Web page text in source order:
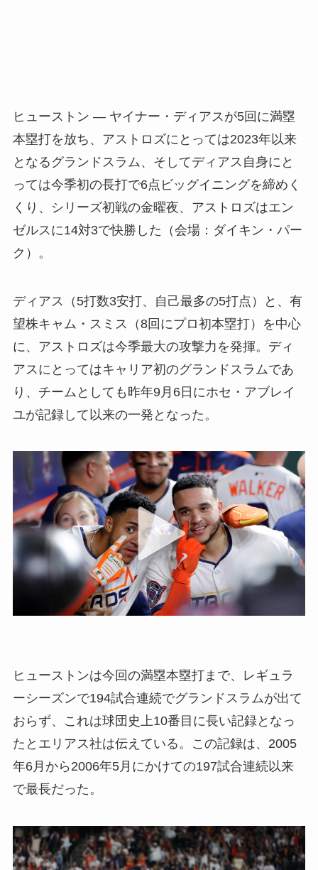
ヒューストン — ヤイナー・ディアスが5回に満塁
本塁打を放ち、アストロズにとっては2023年以来
となるグランドスラム、そしてディアス自身にと
っては今季初の長打で6点ビッグイニングを締めく
くり、シリーズ初戦の金曜夜、アストロズはエン
ゼルスに14対3で快勝した（会場：ダイキン・パー
ク）。
ディアス（5打数3安打、自己最多の5打点）と、有
望株キャム・スミス（8回にプロ初本塁打）を中心
に、アストロズは今季最大の攻撃力を発揮。ディ
アスにとってはキャリア初のグランドスラムであ
り、チームとしても昨年9月6日にホセ・アブレイ
ユが記録して以来の一発となった。
ヒューストンは今回の満塁本塁打まで、レギュラ
ーシーズンで194試合連続でグランドスラムが出て
おらず、これは球団史上10番目に長い記録となっ
たとエリアス社は伝えている。この記録は、2005
年6月から2006年5月にかけての197試合連続以来
で最長だった。